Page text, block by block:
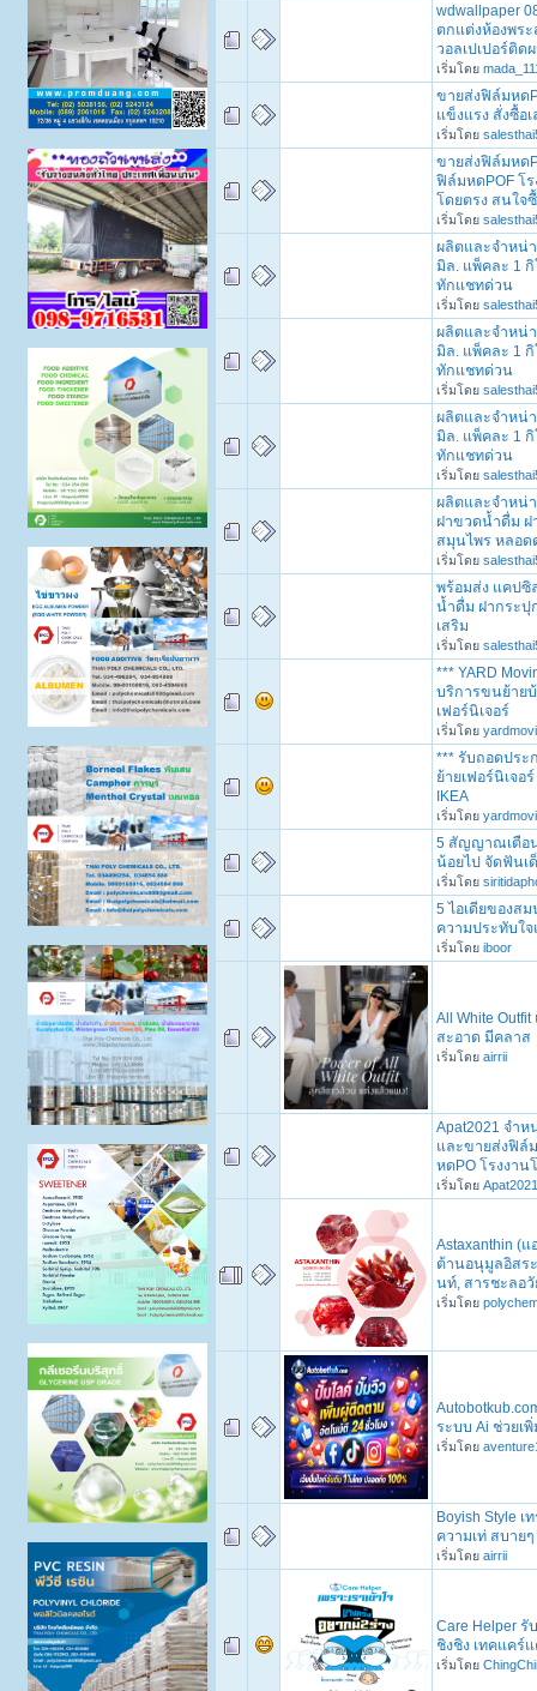
wdwallpaper
ตกแต่งห้องพร
วอลเปเปอร์ติด
เริ่มโดย
ขายส่งฟิล์มหด
แข็งแรง สั่งซื้อเ
เริ่มโดย
ขายส่งฟิล์มหด
ฟิล์มหดPOF โ
โดยตรง สนใจ
เริ่มโดย
ผลิตและจำหน่
มิล. แพ็คละ 1
ทักแชทด่วน
เริ่มโดย
ผลิตและจำหน่
มิล. แพ็คละ 1
ทักแชทด่วน
เริ่มโดย
ผลิตและจำหน่
มิล. แพ็คละ 1
ทักแชทด่วน
เริ่มโดย
ผลิตและจำหน่
ฝาขวดน้ำดื่ม ฝ
สมุนไพร หลอด
เริ่มโดย
พร้อมส่ง แคปซิ
น้ำดื่ม ฝากระปุ
เสริม
เริ่มโดย
*** YARD
บริการขนย้าย
เฟอร์นิเจอร์
เริ่มโดย
*** รับถอดประ
ย้ายเฟอร์นิเจอ
IKEA
เริ่มโดย
5 สัญญาณเตือ
น้อยไป จัดฟันเ
เริ่มโดย
5 ไอเดียของส
ความประทับใจ
เริ่มโดย iboor
All White
สะอาด มีคลาส
เริ่มโดย airrii
Apat2021 จำ
และขายส่งฟิล์
หดPO โรงงาน
เริ่มโดย Apat2021
Astaxanthin (
ต้านอนุมูลอิสร
นท์, สารชะลอวั
เริ่มโดย
ระบบ Ai ช่วยเ
เริ่มโดย
Boyish Style
ความเท่ สบายๆ
เริ่มโดย airrii
Care Helper รั
ชิงชิง เทคแคร์
เริ่มโดย